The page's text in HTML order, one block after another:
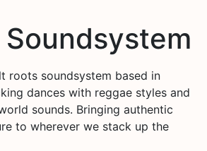
Soundsystem
roots soundsystem based in
dances with reggae styles and
sounds. Bringing authentic
to wherever we stack up the